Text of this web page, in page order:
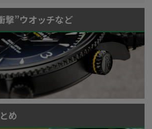
撃”ウオッチなど
め